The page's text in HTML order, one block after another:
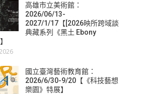
高雄市立美術館：
2026/06/13-
2027/1/17【[2026映所跨域談
典藏系列《黑土 Ebony
國立臺灣藝術教育館：
2026/6/30-9/20【《科技藝想
樂園》特展】